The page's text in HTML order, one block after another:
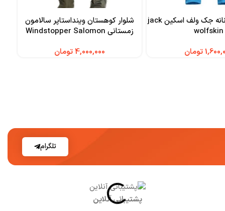
شلوار ترکینگ زنانه جک ولف اسکین jack
wolfskin
تومان
شلوار کوهستان وینداستاپر سالامون
زمستانی Windstopper Salomon
تومان
تلگرام
پشتیبانی آنلاین